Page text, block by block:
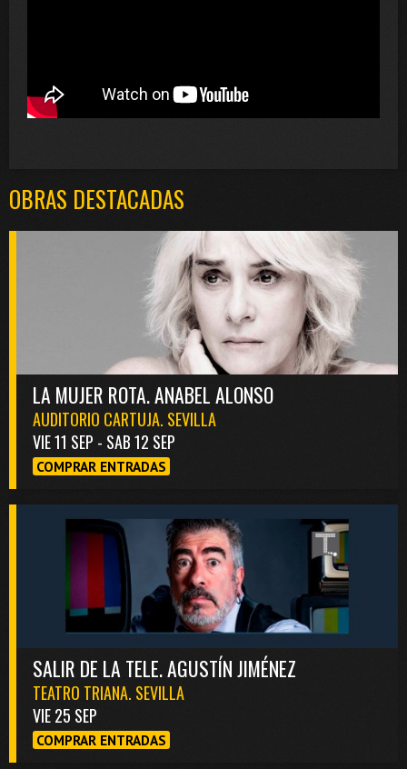
OBRAS DESTACADAS
LA MUJER ROTA. ANABEL ALONSO
AUDITORIO CARTUJA. SEVILLA
VIE 11 SEP - SAB 12 SEP
COMPRAR ENTRADAS
SALIR DE LA TELE. AGUSTÍN JIMÉNEZ
TEATRO TRIANA. SEVILLA
VIE 25 SEP
COMPRAR ENTRADAS